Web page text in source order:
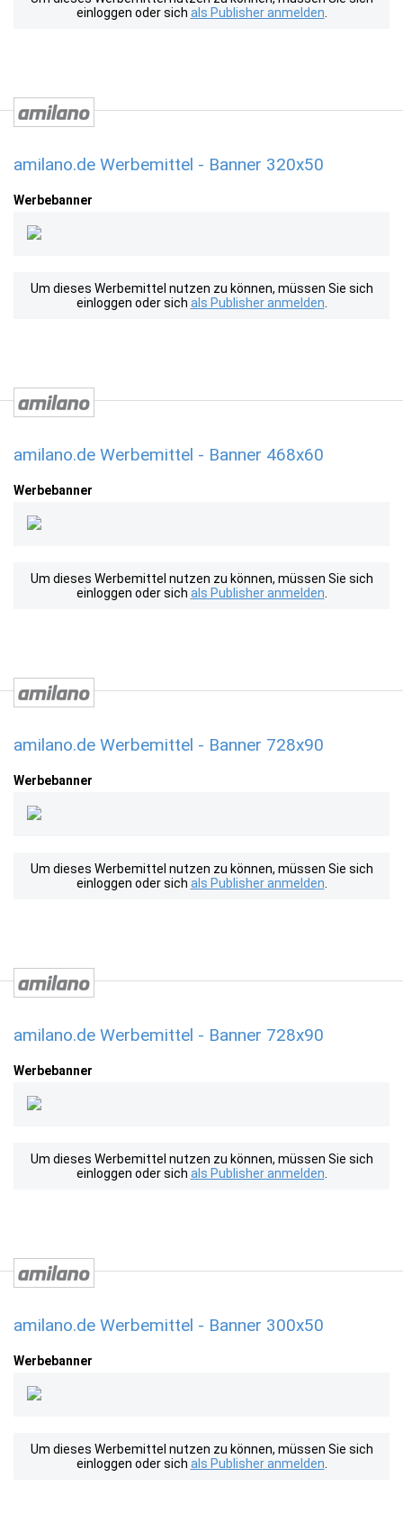
einloggen oder sich als Publisher anmelden
amilano.de Werbemittel - Banner 320x50
Werbebanner
Um dieses Werbemittel nutzen zu können, müssen Sie sich
einloggen oder sich als Publisher anmelden
amilano.de Werbemittel - Banner 468x60
Werbebanner
Um dieses Werbemittel nutzen zu können, müssen Sie sich
einloggen oder sich als Publisher anmelden
amilano.de Werbemittel - Banner 728x90
Werbebanner
Um dieses Werbemittel nutzen zu können, müssen Sie sich
einloggen oder sich als Publisher anmelden
amilano.de Werbemittel - Banner 728x90
Werbebanner
Um dieses Werbemittel nutzen zu können, müssen Sie sich
einloggen oder sich als Publisher anmelden
amilano.de Werbemittel - Banner 300x50
Werbebanner
Um dieses Werbemittel nutzen zu können, müssen Sie sich
einloggen oder sich als Publisher anmelden